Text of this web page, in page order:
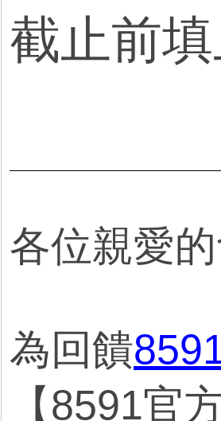
截止前
各位親愛
為回饋
【8591官